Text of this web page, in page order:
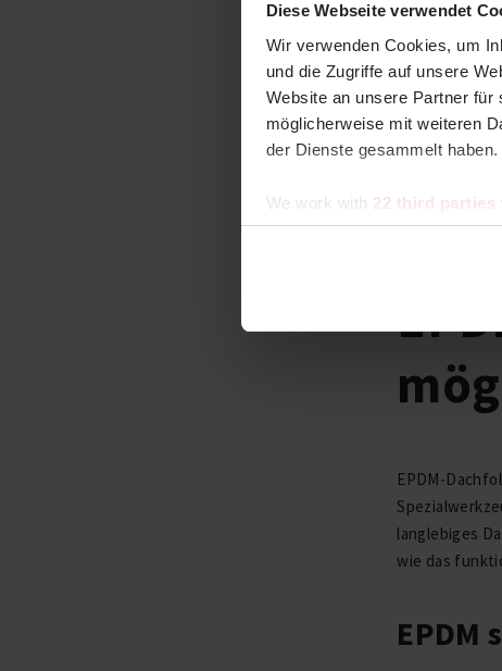
Diese Webseite verwendet
Wir verwenden Cookies, um
und die Zugriffe auf unsere
Website an unsere Partner für
möglicherweise mit weiteren
der Dienste gesammelt haben.
We work with 22 third parties
EPDM-
langlebiges
wie das